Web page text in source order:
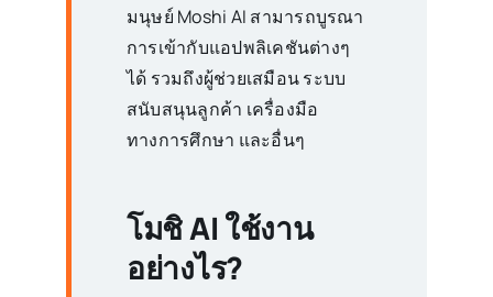
มนุษย์ Moshi AI สามารถบูรณา
การเข้ากับแอปพลิเคชันต่างๆ
ได้ รวมถึงผู้ช่วยเสมือน ระบบ
สนับสนุนลูกค้า เครื่องมือ
ทางการศึกษา และอื่นๆ
โมชิ AI ใช้งาน
อย่างไร?